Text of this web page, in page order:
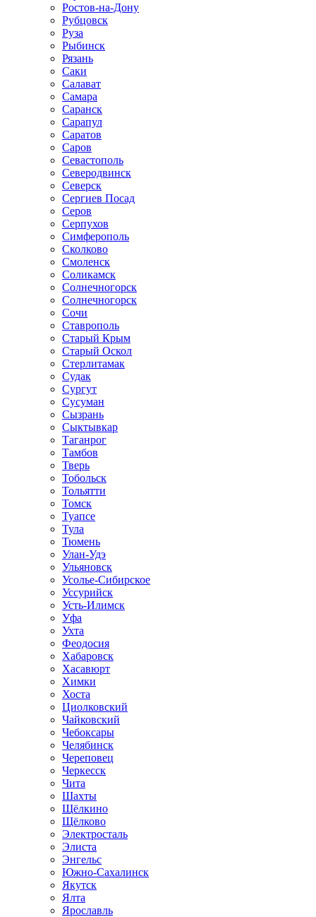
Ростов-на-Дону
Рубцовск
Руза
Рыбинск
Рязань
Саки
Салават
Самара
Саранск
Сарапул
Саратов
Саров
Севастополь
Северодвинск
Северск
Сергиев Посад
Серов
Серпухов
Симферополь
Сколково
Смоленск
Соликамск
Солнечногорск
Солнечногорск
Сочи
Ставрополь
Старый Крым
Старый Оскол
Стерлитамак
Судак
Сургут
Сусуман
Сызрань
Сыктывкар
Таганрог
Тамбов
Тверь
Тобольск
Тольятти
Томск
Туапсе
Тула
Тюмень
Улан-Удэ
Ульяновск
Усолье-Сибирское
Уссурийск
Усть-Илимск
Уфа
Ухта
Феодосия
Хабаровск
Хасавюрт
Химки
Хоста
Циолковский
Чайковский
Чебоксары
Челябинск
Череповец
Черкесск
Чита
Шахты
Щёлкино
Щёлково
Электросталь
Элиста
Энгельс
Южно-Сахалинск
Якутск
Ялта
Ярославль